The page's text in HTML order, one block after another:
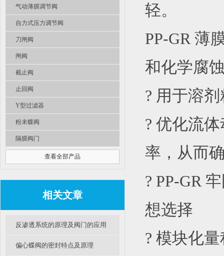
气动薄膜调节阀
自力式压力调节阀
刀闸阀
闸阀
截止阀
止回阀
Y型过滤器
粉末蝶阀
隔膜阀门
查看全部产品
相关文章
反渗透系统的原理及阀门的应用
偏心蝶阀的密封特点及原理
轻。
PP-GR 薄
和化学腐
? 用于溶
? 优化流
率，从而
? PP-GR
想选择
? 模块化